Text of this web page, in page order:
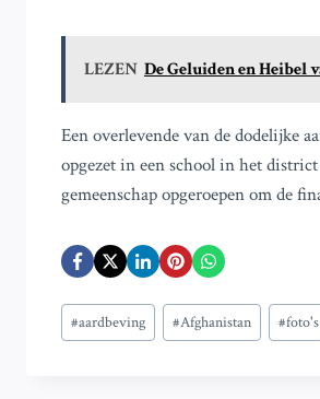
LEZEN De Geluiden en Heibel
Een overlevende van de dodelijke
opgezet in een school in het
gemeenschap opgeroepen om de
Bericht
tags:
#aardbeving #Afghanistan #foto's